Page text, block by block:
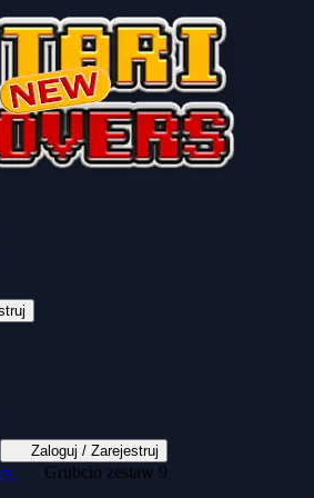
Gry Akcji
2000
Zaloguj / Zarejestruj
Grubcio zestaw 9